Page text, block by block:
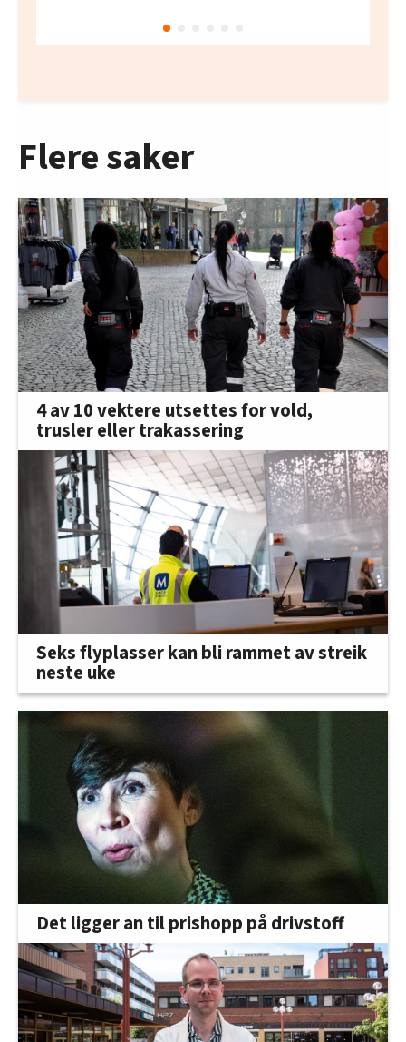
Flere saker
4 av 10 vektere utsettes for vold,
trusler eller trakassering
Seks flyplasser kan bli rammet av streik
neste uke
Det ligger an til prishopp på drivstoff